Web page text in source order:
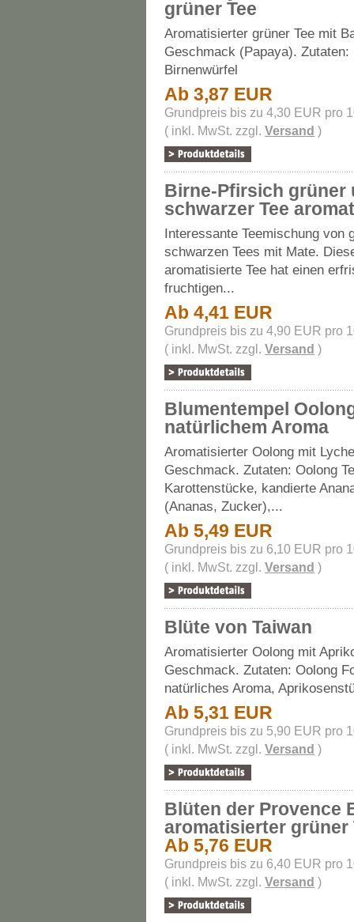
grüner Tee
Aromatisierter grüner Tee mit
Geschmack (Papaya).
Birnenwürfel
Ab 3,87 EUR
Grundpreis bis zu 4,30 EUR pro
( inkl. MwSt. zzgl.Versand )
Birne-Pfirsich grüner
schwarzer Tee
Interessante Teemischung von
schwarzen Tees mit Mate.
aromatisierte Tee hat einen
fruchtigen...
Ab 4,41 EUR
Grundpreis bis zu 4,90 EUR pro
( inkl. MwSt. zzgl.Versand )
Blumentempel
natürlichem Aroma
Aromatisierter Oolong mit
Geschmack. Zutaten: Oolong
Karottenstücke, kandierte
(Ananas, Zucker),...
Ab 5,49 EUR
Grundpreis bis zu 6,10 EUR pro
( inkl. MwSt. zzgl.Versand )
Blüte von Taiwan
Aromatisierter Oolong mit
Geschmack. Zutaten: Oolong
natürliches Aroma,
Ab 5,31 EUR
Grundpreis bis zu 5,90 EUR pro
( inkl. MwSt. zzgl.Versand )
Blüten der Provence
aromatisierter grüner
Ab 5,76 EUR
Grundpreis bis zu 6,40 EUR pro
( inkl. MwSt. zzgl.Versand )